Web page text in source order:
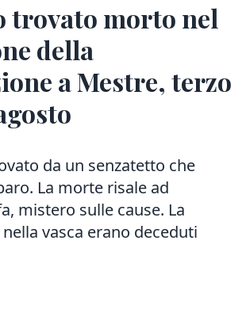
trovato morto nel
della
a Mestre, terzo
da un senzatetto che
La morte risale ad
mistero sulle cause. La
vasca erano deceduti